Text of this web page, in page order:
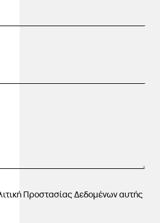
Προστασίας Δεδομένων αυτής